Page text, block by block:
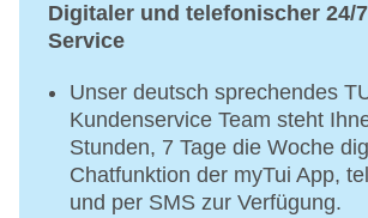
Digitaler und telefonischer 24/
Service
Unser deutsch sprechendes
Kundenservice Team steht
Stunden, 7 Tage die Woche
Chatfunktion der myTui App,
und per SMS zur Verfügung.